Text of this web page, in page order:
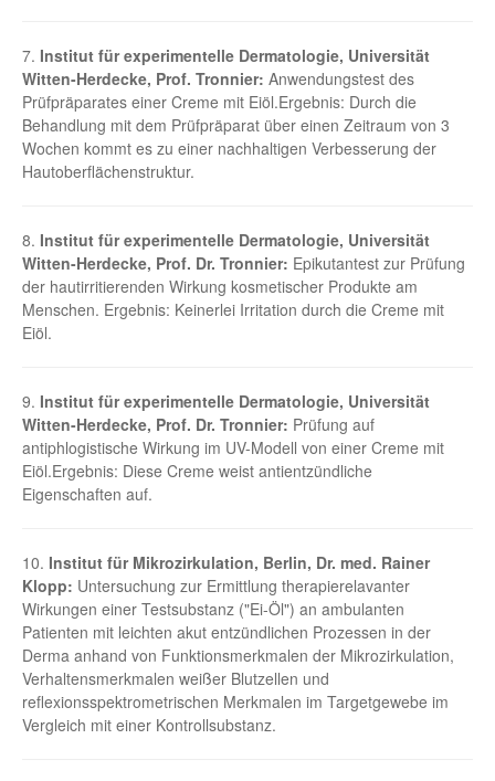
7. Institut für experimentelle Dermatologie, Universität
Witten-Herdecke, Prof. Tronnier: Anwendungstest des
Prüfpräparates einer Creme mit Eiöl.Ergebnis: Durch die
Behandlung mit dem Prüfpräparat über einen Zeitraum von 3
Wochen kommt es zu einer nachhaltigen Verbesserung der
Hautoberflächenstruktur.
8. Institut für experimentelle Dermatologie, Universität
Witten-Herdecke, Prof. Dr. Tronnier: Epikutantest zur Prüfung
der hautirritierenden Wirkung kosmetischer Produkte am
Menschen. Ergebnis: Keinerlei Irritation durch die Creme mit
Eiöl.
9. Institut für experimentelle Dermatologie, Universität
Witten-Herdecke, Prof. Dr. Tronnier: Prüfung auf
antiphlogistische Wirkung im UV-Modell von einer Creme mit
Eiöl.Ergebnis: Diese Creme weist antientzündliche
Eigenschaften auf.
10. Institut für Mikrozirkulation, Berlin, Dr. med. Rainer
Klopp: Untersuchung zur Ermittlung therapierelavanter
Wirkungen einer Testsubstanz ("Ei-Öl") an ambulanten
Patienten mit leichten akut entzündlichen Prozessen in der
Derma anhand von Funktionsmerkmalen der Mikrozirkulation,
Verhaltensmerkmalen weißer Blutzellen und
reflexionsspektrometrischen Merkmalen im Targetgewebe im
Vergleich mit einer Kontrollsubstanz.